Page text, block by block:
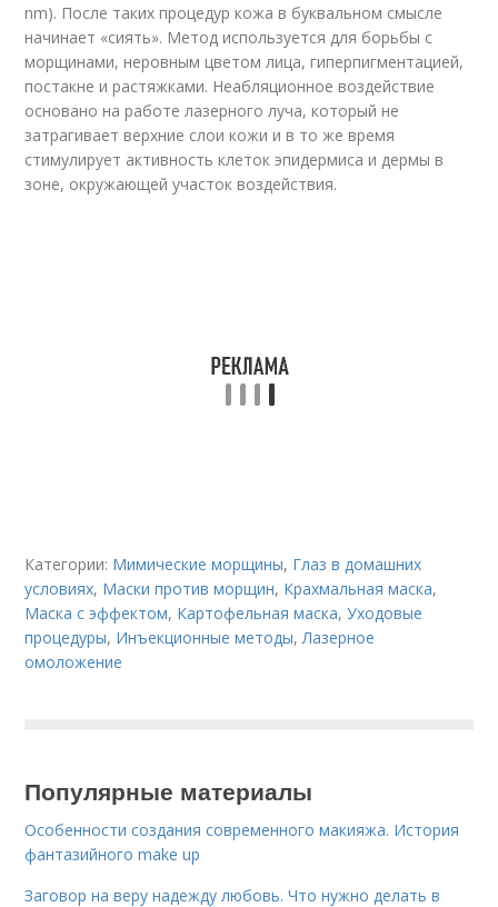
nm). После таких процедур кожа в буквальном смысле
начинает «сиять». Метод используется для борьбы с
морщинами, неровным цветом лица, гиперпигментацией,
постакне и растяжками. Неабляционное воздействие
основано на работе лазерного луча, который не
затрагивает верхние слои кожи и в то же время
стимулирует активность клеток эпидермиса и дермы в
зоне, окружающей участок воздействия.
Категории: Мимические морщины, Глаз в домашних
условиях, Маски против морщин, Крахмальная маска,
Маска с эффектом, Картофельная маска,Уходовые
процедуры, Инъекционные методы, Лазерное
омоложение
Популярные материалы
Особенности создания современного макияжа. История
фантазийного make up
Заговор на веру надежду любовь. Что нужно делать в